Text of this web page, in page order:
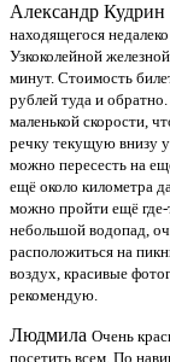
Александр Кудрин
находящегося
Узкоколейной
минут. Стоимость
рублей туда и
маленькой скорости,
речку текущую внизу
можно пересесть на
ещё около километра
можно пройти ещё
небольшой водопад,
расположиться на
воздух, красивые
рекомендую.
Людмила Очень
посетить всем. По